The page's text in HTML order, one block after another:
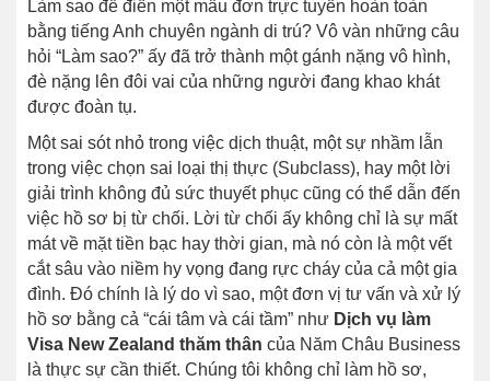
Làm sao để điền một mẫu đơn trực tuyến hoàn toàn
bằng tiếng Anh chuyên ngành di trú? Vô vàn những câu
hỏi “Làm sao?” ấy đã trở thành một gánh nặng vô hình,
đè nặng lên đôi vai của những người đang khao khát
được đoàn tụ.
Một sai sót nhỏ trong việc dịch thuật, một sự nhầm lẫn
trong việc chọn sai loại thị thực (Subclass), hay một lời
giải trình không đủ sức thuyết phục cũng có thể dẫn đến
việc hồ sơ bị từ chối. Lời từ chối ấy không chỉ là sự mất
mát về mặt tiền bạc hay thời gian, mà nó còn là một vết
cắt sâu vào niềm hy vọng đang rực cháy của cả một gia
đình. Đó chính là lý do vì sao, một đơn vị tư vấn và xử lý
hồ sơ bằng cả “cái tâm và cái tầm” như Dịch vụ làm
Visa New Zealand thăm thân của Năm Châu Business
là thực sự cần thiết. Chúng tôi không chỉ làm hồ sơ,